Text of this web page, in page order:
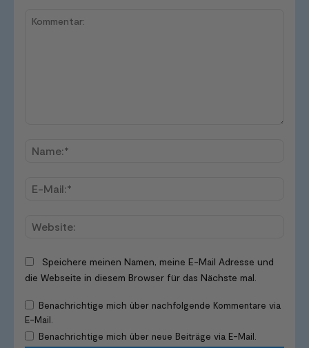
Speichere meinen Namen, meine E-Mail Adresse und
die Webseite in diesem Browser für das Nächste mal.
Benachrichtige mich über nachfolgende Kommentare via
E-Mail.
Benachrichtige mich über neue Beiträge via E-Mail.